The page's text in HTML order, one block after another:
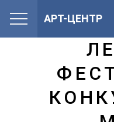
АРТ-ЦЕНТР